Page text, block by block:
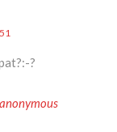
?
anonymous